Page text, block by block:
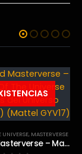
UNIVERSE, MASTERVERSE
Skelegod Masterverse – Masters Of The Universe (Masters del Universo Revelation) (Mattel GYV17)